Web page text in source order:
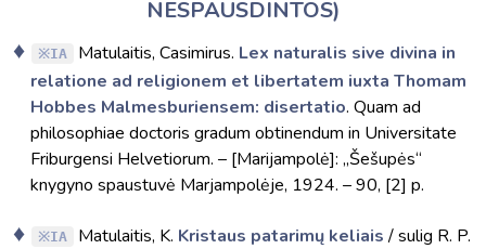
NESPAUSDINTOS)
IA Matulaitis, Casimirus. Lex naturalis sive divina in
relatione ad religionem et libertatem iuxta Thomam
Hobbes Malmesburiensem: disertatio. Quam ad
philosophiae doctoris gradum obtinendum in Universitate
Friburgensi Helvetiorum. – [Marijampolė]: „Šešupės“
knygyno spaustuvė Marjampolėje, 1924. – 90, [2] p.
IA Matulaitis, K. Kristaus patarimų keliais/ sulig R. P.